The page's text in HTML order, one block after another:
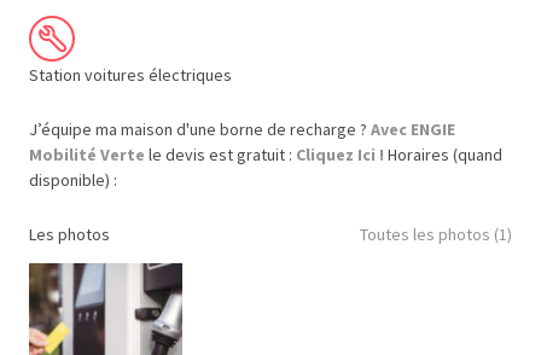
Station voitures électriques
J’équipe ma maison d'une borne de recharge ? Avec ENGIE
Mobilité Verte le devis est gratuit : Cliquez Ici ! Horaires (quand
disponible) :
Les photos Toutes les photos (1)